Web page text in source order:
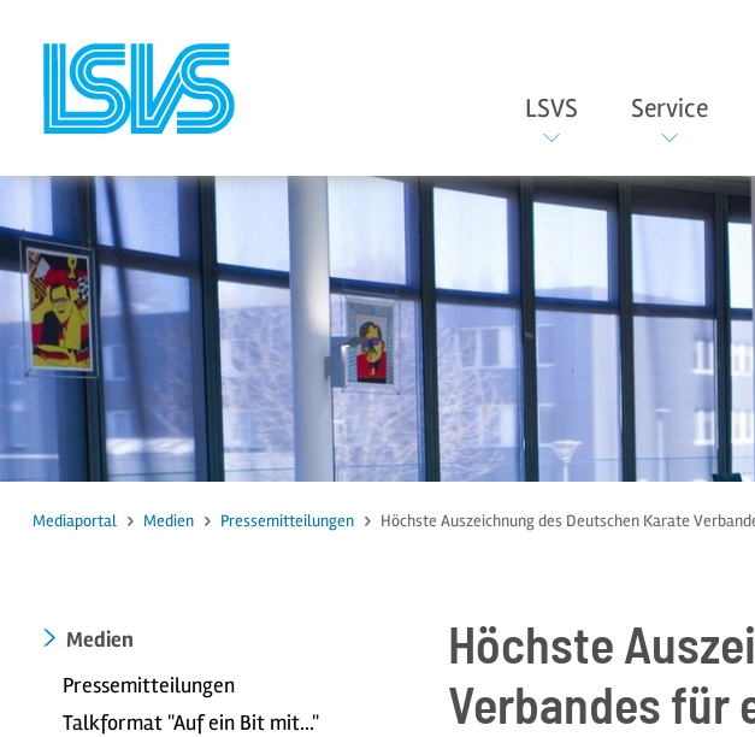
zum Inhalt
zur Suche
LSVS Service
Mediaportal Medien Pressemitteilungen Höchste Auszeichnung des Deutschen Karate
Medien
Pressemitteilungen
Talkformat "Auf ein Bit mit..."
Höchste
Verbandes für